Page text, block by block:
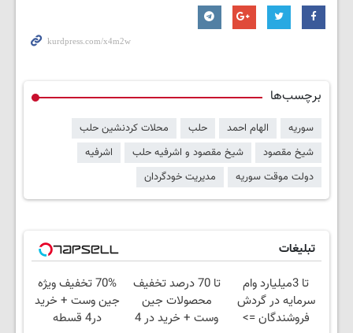
برچسب‌ها
سوریه الهام احمد حلب
محلات کردنشین حلب
شیخ مقصود
شیخ مقصود و اشرفیه حلب
اشرفیه
دولت موقت سوریه
مدیریت خودگردان
تبلیغات
تا 3میلیارد وام
سرمایه در گردش
فروشندگان =>
تا 70 درصد تخفیف
محصولات جین
وست + خرید در 4
70% تخفیف ویژه
جین وست + خرید
در4 قسطه